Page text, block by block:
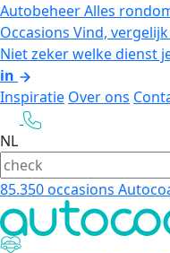
AutobeheerAlles
Occasions Vind,
Niet zeker welke dienst
in
Inspiratie Over ons
NL
85.350occasions